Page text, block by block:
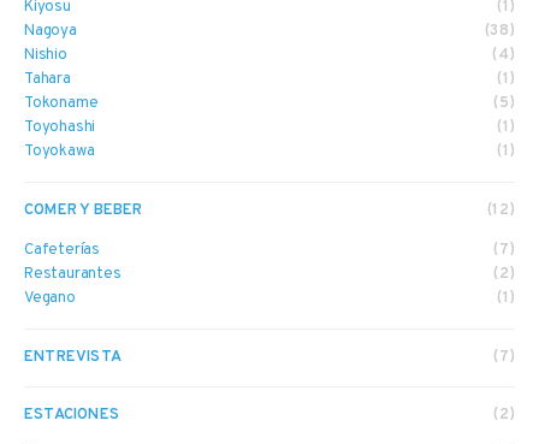
Kiyosu
(1)
Nagoya
(38)
Nishio
(4)
Tahara
(1)
Tokoname
(5)
Toyohashi
(1)
Toyokawa
(1)
COMER Y BEBER (12)
Cafeterías
(7)
Restaurantes
(2)
Vegano
(1)
ENTREVISTA (7)
ESTACIONES (2)